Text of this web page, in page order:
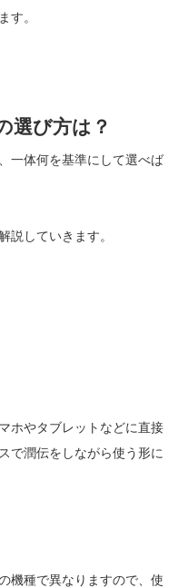
す。
選び方は？
一体何を基準にして選べば
説していきます。
ホやタブレットなどに直接
で潤伝をしながら使う形に
機種で異なりますので、使